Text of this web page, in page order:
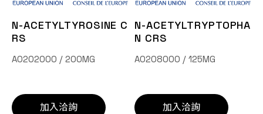
N-ACETYLTYROSINE C
RS
A0202000 / 200MG
加入洽詢
N-ACETYLTRYPTOPHA
N CRS
A0208000 / 125MG
加入洽詢